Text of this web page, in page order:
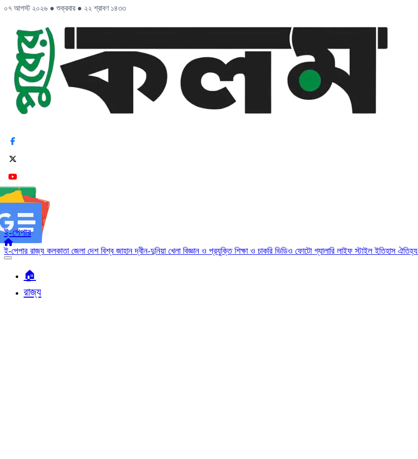
০৭ আগস্ট ২০২৬ ● শুক্রবার ● ২২ শ্রাবণ ১৪৩৩
ই-পেপার
ই-পেপার রাজ্য কলকাতা জেলা দেশ বিশ্ব জাহানদ্বীন-দুনিয়া খেলা বিজ্ঞান ও প্রযুক্তি শিক্ষা ও চাকরি ভিডিও ফোটো গ্যালারি লাইফ স্টাইলইতিহাস ঐতিহ্য
🏠︎
রাজ্য